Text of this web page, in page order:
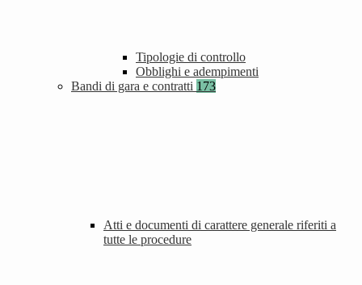
Tipologie di controllo
Obblighi e adempimenti
Bandi di gara e contratti 173
Atti e documenti di carattere generale riferiti a
tutte le procedure